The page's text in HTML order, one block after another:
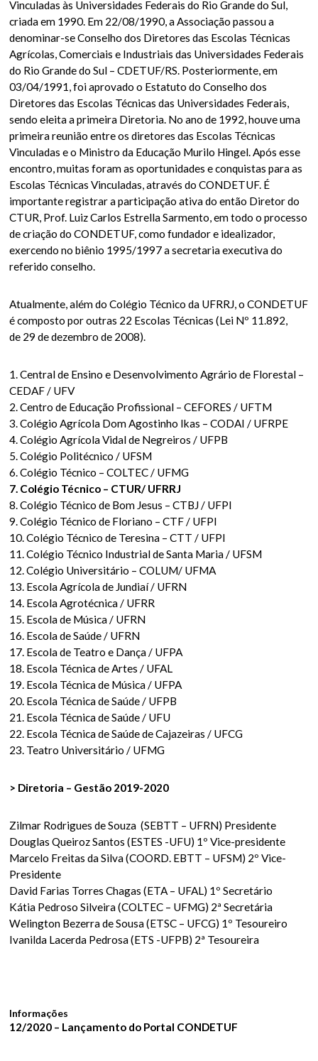
Vinculadas às Universidades Federais do Rio Grande do Sul,
criada em 1990. Em 22/08/1990, a Associação passou a
denominar-se Conselho dos Diretores das Escolas Técnicas
Agrícolas, Comerciais e Industriais das Universidades Federais
do Rio Grande do Sul – CDETUF/RS. Posteriormente, em
03/04/1991, foi aprovado o Estatuto do Conselho dos
Diretores das Escolas Técnicas das Universidades Federais,
sendo eleita a primeira Diretoria. No ano de 1992, houve uma
primeira reunião entre os diretores das Escolas Técnicas
Vinculadas e o Ministro da Educação Murilo Hingel. Após esse
encontro, muitas foram as oportunidades e conquistas para as
Escolas Técnicas Vinculadas, através do CONDETUF. É
importante registrar a participação ativa do então Diretor do
CTUR, Prof. Luiz Carlos Estrella Sarmento, em todo o processo
de criação do CONDETUF, como fundador e idealizador,
exercendo no biênio 1995/1997 a secretaria executiva do
referido conselho.
Atualmente, além do Colégio Técnico da UFRRJ, o CONDETUF
é composto por outras 22 Escolas Técnicas (Lei Nº 11.892,
de 29 de dezembro de 2008).
1. Central de Ensino e Desenvolvimento Agrário de Florestal –
CEDAF / UFV
2. Centro de Educação Profissional – CEFORES / UFTM
3. Colégio Agrícola Dom Agostinho Ikas – CODAI / UFRPE
4. Colégio Agrícola Vidal de Negreiros / UFPB
5. Colégio Politécnico / UFSM
6. Colégio Técnico – COLTEC / UFMG
7. Colégio Técnico – CTUR/ UFRRJ
8. Colégio Técnico de Bom Jesus – CTBJ / UFPI
9. Colégio Técnico de Floriano – CTF / UFPI
10. Colégio Técnico de Teresina – CTT / UFPI
11. Colégio Técnico Industrial de Santa Maria / UFSM
12. Colégio Universitário – COLUM/ UFMA
13. Escola Agrícola de Jundiaí / UFRN
14. Escola Agrotécnica / UFRR
15. Escola de Música / UFRN
16. Escola de Saúde / UFRN
17. Escola de Teatro e Dança / UFPA
18. Escola Técnica de Artes / UFAL
19. Escola Técnica de Música / UFPA
20. Escola Técnica de Saúde / UFPB
21. Escola Técnica de Saúde / UFU
22. Escola Técnica de Saúde de Cajazeiras / UFCG
23. Teatro Universitário / UFMG
> Diretoria – Gestão 2019-2020
Zilmar Rodrigues de Souza (SEBTT – UFRN) Presidente
Douglas Queiroz Santos (ESTES -UFU) 1º Vice-presidente
Marcelo Freitas da Silva (COORD. EBTT – UFSM) 2º Vice-
Presidente
David Farias Torres Chagas (ETA – UFAL) 1º Secretário
Kátia Pedroso Silveira (COLTEC – UFMG) 2ª Secretária
Welington Bezerra de Sousa (ETSC – UFCG) 1º Tesoureiro
Ivanilda Lacerda Pedrosa (ETS -UFPB) 2ª Tesoureira
Informações
12/2020 – Lançamento do Portal CONDETUF